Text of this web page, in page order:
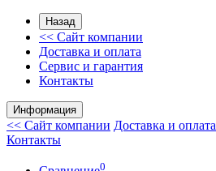
Назад
<< Сайт компании
Доставка и оплата
Сервис и гарантия
Контакты
Информация
<< Сайт компании Доставка и оплата
Контакты
0